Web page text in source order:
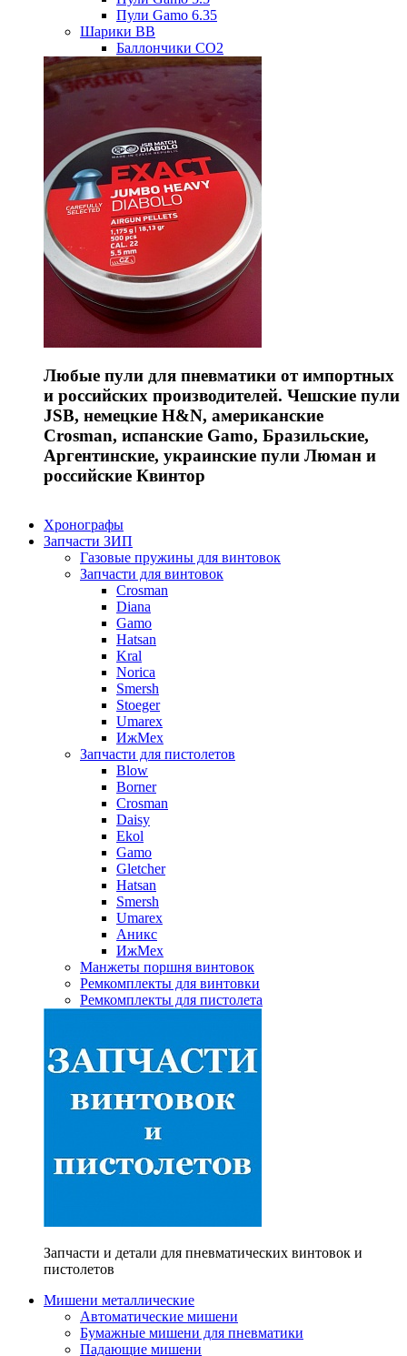
Пули Gamo 6.35
Шарики BB
Баллончики CO2
Любые пули для пневматики от импортных
и российских производителей. Чешские пули
JSB, немецкие H&N, американские
Crosman, испанские Gamo, Бразильские,
Аргентинские, украинские пули Люман и
российские Квинтор
Хронографы
Запчасти ЗИП
Газовые пружины для винтовок
Запчасти для винтовок
Crosman
Diana
Gamo
Hatsan
Kral
Norica
Smersh
Stoeger
Umarex
ИжМех
Запчасти для пистолетов
Blow
Borner
Crosman
Daisy
Ekol
Gamo
Gletcher
Hatsan
Smersh
Umarex
Аникс
ИжМех
Манжеты поршня винтовок
Ремкомплекты для винтовки
Ремкомплекты для пистолета
Запчасти и детали для пневматических винтовок и
пистолетов
Мишени металлические
Автоматические мишени
Бумажные мишени для пневматики
Падающие мишени